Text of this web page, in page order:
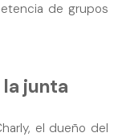
de grupos
junta
el dueño del